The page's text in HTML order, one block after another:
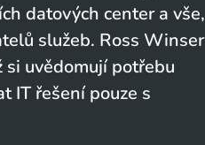
datových center a vše,
služeb. Ross
si uvědomují potřebu
IT řešení pouze s